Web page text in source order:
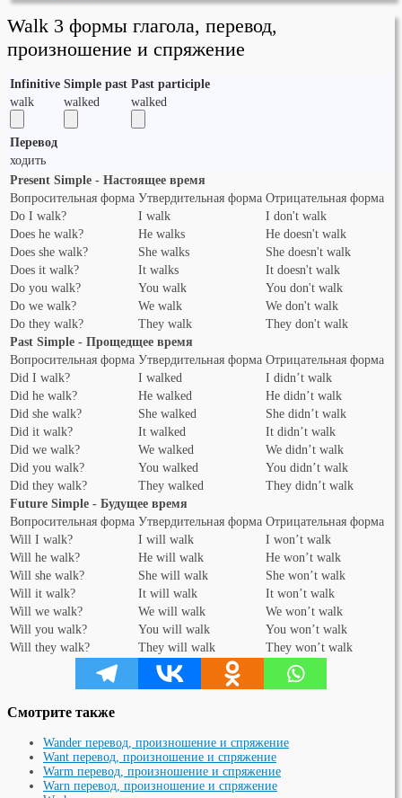
Walk 3 формы глагола, перевод,
произношение и спряжение
Infinitive Simple past Past participle
walk
walked walked
Перевод
ходить
Present Simple - Настоящее время
Вопросительная форма Утвердительная форма Отрицательная форма
Do I walk?
I walk
I don't walk
Does he walk?
He walks
He doesn't walk
Does she walk?
She walks
She doesn't walk
Does it walk?
It walks
It doesn't walk
Do you walk?
You walk
You don't walk
Do we walk?
We walk
We don't walk
Do they walk?
They walk
They don't walk
Past Simple - Прощедщее время
Вопросительная форма Утвердительная форма Отрицательная форма
Did I walk?
I walked
I didn’t walk
Did he walk?
He walked
He didn’t walk
Did she walk?
She walked
She didn’t walk
Did it walk?
It walked
It didn’t walk
Did we walk?
We walked
We didn’t walk
Did you walk?
You walked
You didn’t walk
Did they walk?
They walked
They didn’t walk
Future Simple - Будущее время
Вопросительная форма Утвердительная форма Отрицательная форма
Will I walk?
I will walk
I won’t walk
Will he walk?
He will walk
He won’t walk
Will she walk?
She will walk
She won’t walk
Will it walk?
It will walk
It won’t walk
Will we walk?
We will walk
We won’t walk
Will you walk?
You will walk
You won’t walk
Will they walk?
They will walk They won’t walk
Смотрите также
Wander перевод, произношение и спряжение
Want перевод, произношение и спряжение
Warm перевод, произношение и спряжение
Warn перевод, произношение и спряжение